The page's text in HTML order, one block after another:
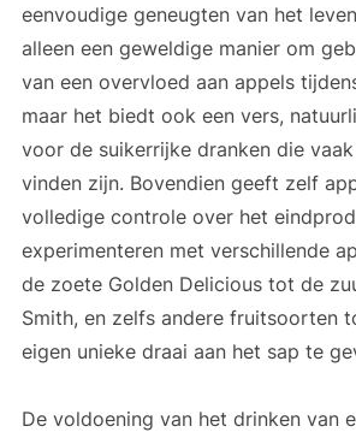
eenvoudige geneugten van het
alleen een geweldige manier om
van een overvloed aan appels
maar het biedt ook een vers,
voor de suikerrijke dranken die
vinden zijn. Bovendien geeft zelf
volledige controle over het
experimenteren met verschillende
de zoete Golden Delicious tot de
Smith, en zelfs andere fruitsoorten
eigen unieke draai aan het sap te
De voldoening van het drinken van